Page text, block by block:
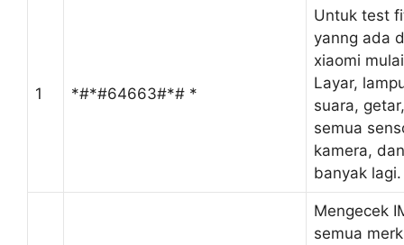
1 *#*#64663#*# *
Untuk test
yanng ada
xiaomi
Layar,
suara, getar,
semua
kamera, dan
banyak lagi.
Mengecek
semua